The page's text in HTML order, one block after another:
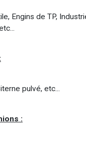
Engins de TP,
pulvé, etc...
: